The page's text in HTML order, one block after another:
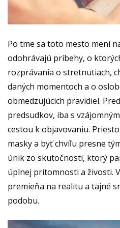
Po tme sa toto mesto mení
odohrávajú príbehy, o
rozprávania o stretnutiach,
daných momentoch a o
obmedzujúcich pravidiel.
predsudkov, iba s
cestou k objavovaniu.
masky a byť chvíľu presne
únik zo skutočnosti, ktorý
úplnej prítomnosti a živosti.
premieňa na realitu a tajné
podobu.